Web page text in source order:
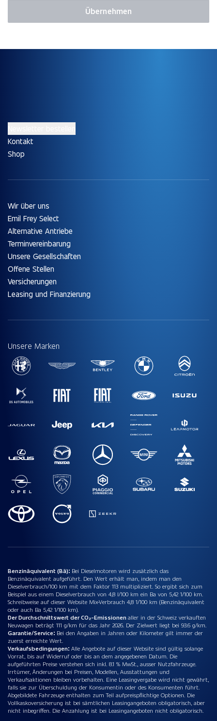
Übernehmen
Kontakt
Shop
Wir über uns
Emil Frey Select
Alternative Antriebe
Terminvereinbarung
Unsere Gesellschaften
Offene Stellen
Versicherungen
Leasing und Finanzierung
Unsere Marken
Benzinäquivalent (Bä): Bei Dieselmotoren wird zusätzlich das
Benzinäquivalent aufgeführt. Den Wert erhält man, indem man den
Dieselverbrauch/100 km mit dem Faktor 113 multipliziert. So ergibt sich zum
Beispiel aus einem Dieselverbrauch von 4,8 l/100 km ein Ba von 5,42 1/100 km.
Schreibweise auf dieser Website Mix-Verbrauch 4,8 1/100 km (Benzinäquivalent
oder auch Ba 5,42 1/100 km).
Der Durchschnittswert der CO₂-Emissionenaller in der Schweiz verkauften
Neuwagen beträgt 111 g/km für das Jahr 2026. Der Zielwert liegt bei 93.6 g/km.
Garantie/Service: Bei den Angaben in Jahren oder Kilometer gilt immer der
zuerst erreichte Wert.
Verkaufsbedingungen: Alle Angebote auf dieser Website sind gültig solange
Vorrat, bis auf Widerruf oder bis an dem angegebenen Datum. Die
aufgeführten Preise verstehen sich inkl. 8.1 % MwSt., ausser Nutzfahrzeuge.
Irrtümer, Änderungen bei Preisen, Modellen, Ausstattungen und
Verkaufsaktionen bleiben vorbehalten. Eine Leasingvergabe wird nicht gewährt,
falls sie zur Überschuldung der Konsumentin oder des Konsumenten führt.
Abgebildete Fahrzeuge enthalten zum Teil aufpreispflichtige Optionen. Die
Vollkaskoversicherung ist bei sämtlichen Leasingangeboten obligatorisch, aber
nicht inbegriffen. Die Anzahlung ist bei Leasingangeboten nicht obligatorisch.